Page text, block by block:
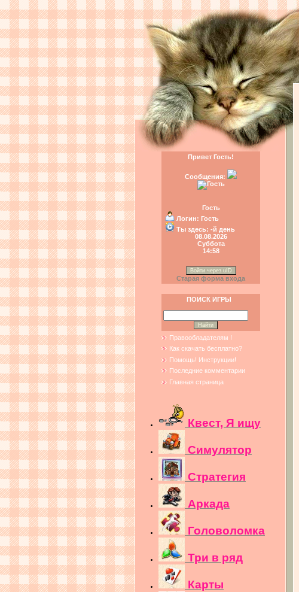
Привет Гость!
Сообщения:
Гость
Логин: Гость
Ты здесь: -й день
08.08.2026
Суббота
14:58
Войти через uID
Старая форма входа
ПОИСК ИГРЫ
Правообладателям !
Как скачать бесплатно?
Помощь! Инструкции!
Последние комментарии
Главная страница
Квест, Я ищу
Симулятор
Стратегия
Аркада
Головоломка
Три в ряд
Карты